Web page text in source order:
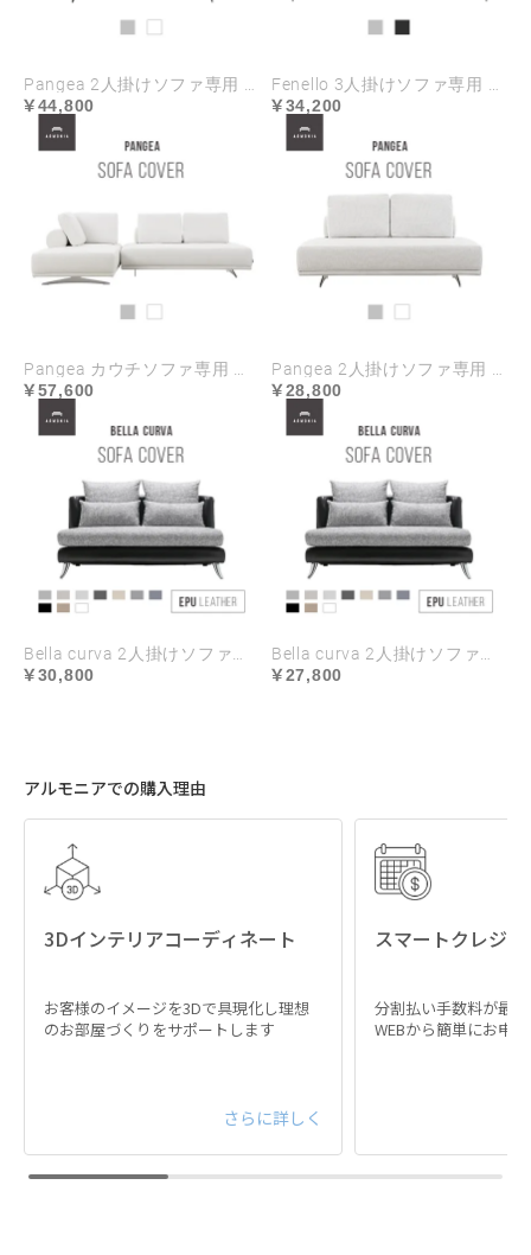
Pangea 2人掛けソファ専用 ソファカバー ハイランク生地
44,800
Fenello 3人掛けソファ専用 ソファカバー
34,200
Pangea カウチソファ専用 ソファカバー
57,600
Pangea 2人掛けソファ専用 ソファカバー
28,800
Bella curva 2人掛けソファ専用 ソファカバー EPUレザー ハイランク生地 ラージサイズ
30,800
Bella curva 2人掛けソファ専用 ソファカバー EPUレザー ハイランク生地 レギュラーサイズ
27,800
アルモニアでの購入理由
3Dインテリアコーディネート
お客様のイメージを3Dで具現化し理想
のお部屋づくりをサポートします
さらに詳しく
スマートクレジ
分割払い手数料が最
WEBから簡単にお申